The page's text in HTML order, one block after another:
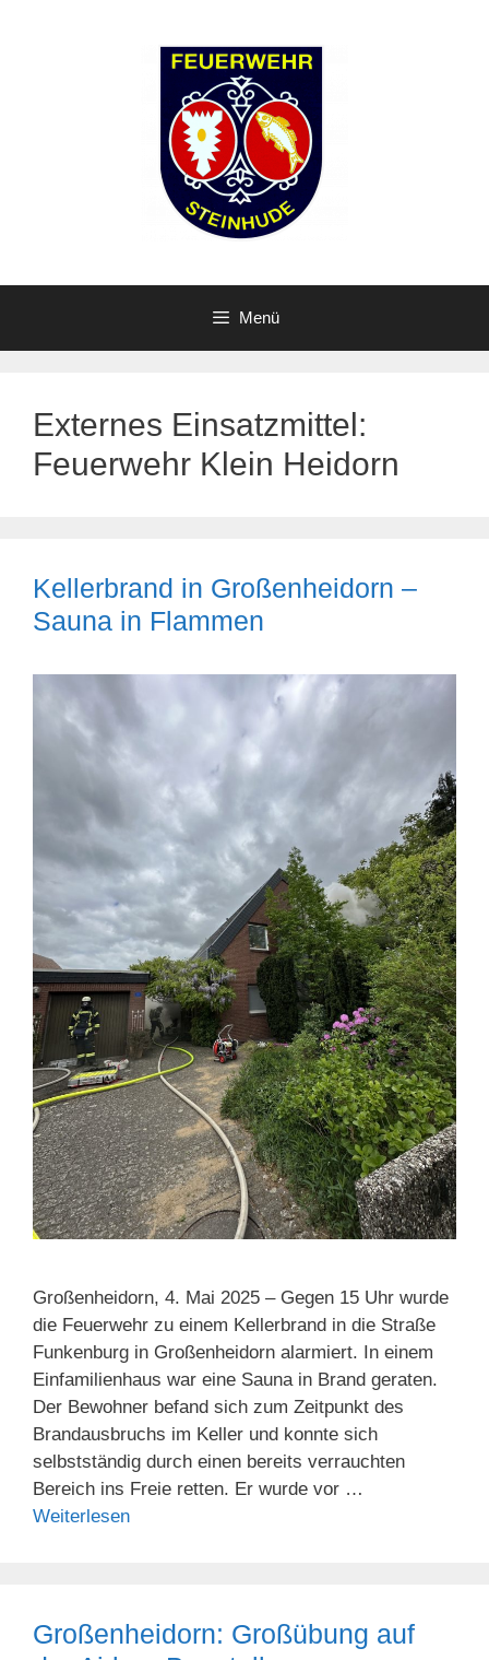
Menü
Externes Einsatzmittel:
Feuerwehr Klein Heidorn
Kellerbrand in Großenheidorn –
Sauna in Flammen
Großenheidorn, 4. Mai 2025 – Gegen 15 Uhr wurde
die Feuerwehr zu einem Kellerbrand in die Straße
Funkenburg in Großenheidorn alarmiert. In einem
Einfamilienhaus war eine Sauna in Brand geraten.
Der Bewohner befand sich zum Zeitpunkt des
Brandausbruchs im Keller und konnte sich
selbstständig durch einen bereits verrauchten
Bereich ins Freie retten. Er wurde vor …
Weiterlesen
Großenheidorn: Großübung auf